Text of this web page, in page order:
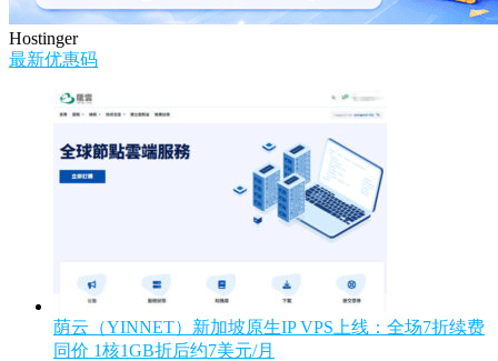
Hostinger
最新优惠码
荫云（YINNET）新加坡原生IP VPS上线：全场7折续费
同价 1核1GB折后约7美元/月